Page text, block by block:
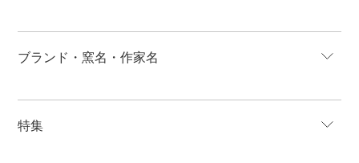
ブランド・窯名・作家名
特集